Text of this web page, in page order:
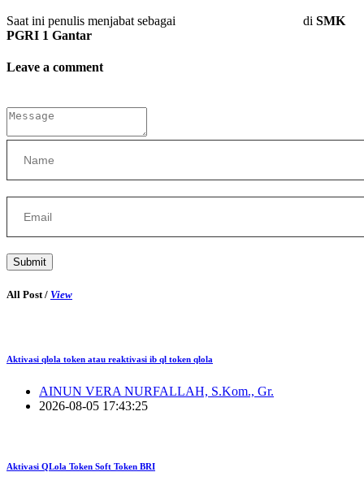
Saat ini penulis menjabat sebagai
di SMK
PGRI 1 Gantar
Leave a comment
Submit
All Post / View
Aktivasi qlola token atau reaktivasi ib ql token qlola
AINUN VERA NURFALLAH, S.Kom., Gr.
2026-08-05 17:43:25
Aktivasi QLola Token Soft Token BRI